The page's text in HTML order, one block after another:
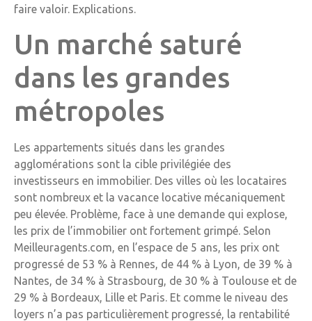
faire valoir. Explications.
Un marché saturé
dans les grandes
métropoles
Les appartements situés dans les grandes
agglomérations sont la cible privilégiée des
investisseurs en immobilier. Des villes où les locataires
sont nombreux et la vacance locative mécaniquement
peu élevée. Problème, face à une demande qui explose,
les prix de l’immobilier ont fortement grimpé. Selon
Meilleuragents.com, en l’espace de 5 ans, les prix ont
progressé de 53 % à Rennes, de 44 % à Lyon, de 39 % à
Nantes, de 34 % à Strasbourg, de 30 % à Toulouse et de
29 % à Bordeaux, Lille et Paris. Et comme le niveau des
loyers n’a pas particulièrement progressé, la rentabilité